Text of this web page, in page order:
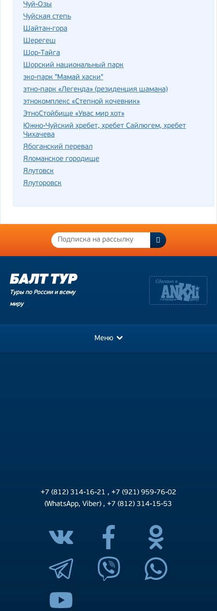
Чуй-Озы
Чуйская степь
Шайтан-гора
Шерегеш
Шор-Тайга
Шорский национальный парк
эко-парк "Мамай хаски"
этно-парк «Легенда» (резиденция шамана)
этнокомплекс «Степной кочевник»
ЭтноСтойбище «Увас мир хот»
Южно-Чуйский хребет, хребет Сайлюгем, хребет
Чихачева
Ябоганский перевал
Яломанское городище
Ялутовск
Ялуторовск
Туры по России и всему
миру
Меню
+7 (812) 314-16-21 , +7 (921) 959-76-02
(WhatsApp, Viber) ,+7 (812) 314-15-53